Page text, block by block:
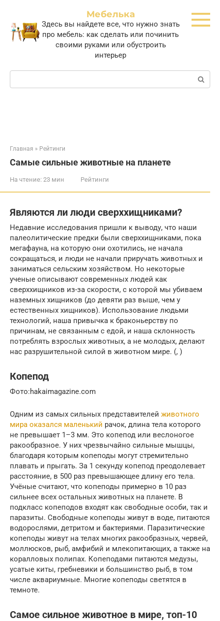
контенту
Мебелька
Здесь вы найдете все, что нужно знать
про мебель: как сделать или починить
своими руками или обустроить
интерьер
Поиск:
Главная » Рейтинги
Самые сильные животные на планете
На чтение: 23 мин Рейтинги
Являются ли люди сверххищниками?
Недавние исследования пришли к выводу, что наши
палеолитические предки были сверххищниками, пока
мегафауна, на которую они охотились, не начала
сокращаться, и люди не начали приручать животных и
заниматься сельским хозяйством. Но некоторые
ученые описывают современных людей как
сверххищников из-за скорости, с которой мы убиваем
наземных хищников (до девяти раз выше, чем у
естественных хищников). Использование людьми
технологий, наша привычка к браконьерству по
причинам, не связанным с едой, и наша склонность
потреблять взрослых животных, а не молодых, делают
нас разрушительной силой в животном мире. (, )
Копепод
Фото:hakaimagazine.com
Одним из самых сильных представителей животного
мира оказался маленький рачок, длина тела которого
не превышает 1–3 мм. Это копепод или веслоногое
ракообразное. У них чрезвычайно сильные мышцы,
благодаря которым копеподы могут стремительно
плавать и прыгать. За 1 секунду копепод преодолевает
расстояние, в 500 раз превышающее длину его тела.
Учёные считают, что копеподы примерно в 10 раз
сильнее всех остальных животных на планете. В
подкласс копеподов входят как свободные особи, так и
паразиты. Свободные копеподы живут в воде, питаются
водорослями, детритом и бактериями. Паразитические
копеподы живут на телах многих ракообразных, червей,
моллюсков, рыб, амфибий и млекопитающих, а также на
коралловых полипах. Копеподами питаются медузы,
усатые киты, гребневики и большинство рыб, в том
числе аквариумные. Многие копеподы светятся в
темноте.
Самое сильное животное в мире, топ-10